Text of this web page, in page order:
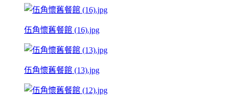
伍角懷舊餐館 (16).jpg
伍角懷舊餐館 (13).jpg